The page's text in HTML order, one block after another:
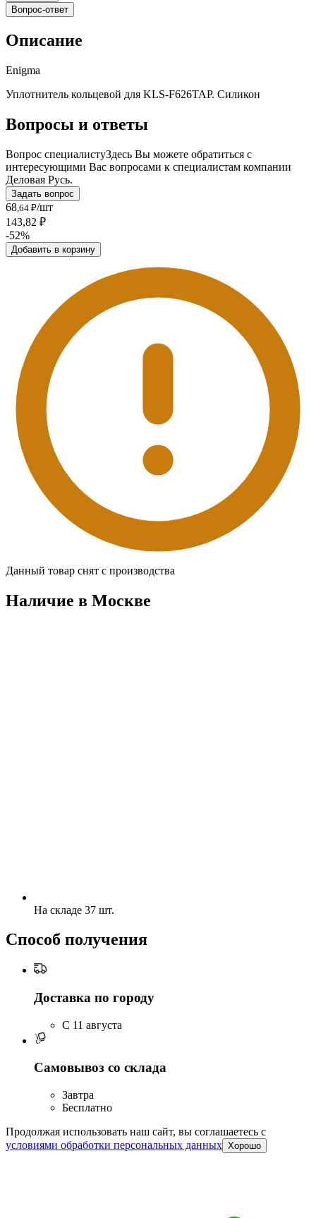
Вопрос-ответ
Описание
Enigma
Уплотнитель кольцевой для KLS-F626TAP. Силикон
Вопросы и ответы
Вопрос специалистуЗдесь Вы можете обратиться с
интересующими Вас вопросами к специалистам компании
Деловая Русь.
Задать вопрос
68 ,64 ₽/шт
143,82 ₽
-52%
Добавить в корзину
Данный товар снят с производства
Наличие в Москвe
На складе 37 шт.
Способ получения
Доставка по городу
C 11 августа
Самовывоз со склада
Завтра
Бесплатно
Продолжая использовать наш сайт, вы соглашаетесь c
условиями обработки персональных данных Хорошо